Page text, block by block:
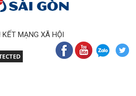
KẾT MẠNG XÃ HỘI